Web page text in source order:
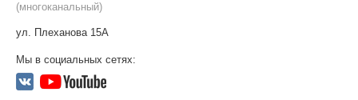
(многоканальный)
ул. Плеханова 15А
Мы в социальных сетях: